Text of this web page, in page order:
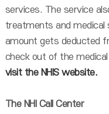
services. The service
treatments and medical
amount gets deducted
check out of the
visit the NHIS website.
The NHI Call Center